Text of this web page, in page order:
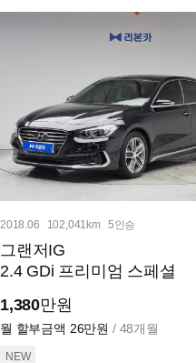
2018.06 102,041km 5인승
그랜저IG
2.4 GDi 프리미엄 스페셜
1,380만원
월 할부금액 26만원 / 48개월
NEW